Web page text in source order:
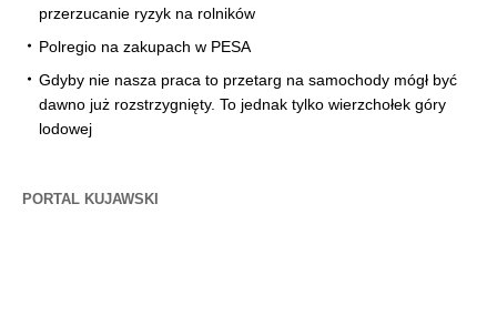
przerzucanie ryzyk na rolników
Polregio na zakupach w PESA
Gdyby nie nasza praca to przetarg na samochody mógł być
dawno już rozstrzygnięty. To jednak tylko wierzchołek góry
lodowej
PORTAL KUJAWSKI